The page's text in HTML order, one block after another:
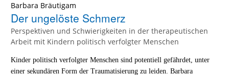
Barbara Bräutigam
Der ungelöste Schmerz
Perspektiven und Schwierigkeiten in der therapeutischen
Arbeit mit Kindern politisch verfolgter Menschen
Kinder politisch verfolgter Menschen sind potentiell gefährdet, unter
einer sekundären Form der Traumatisierung zu leiden. Barbara